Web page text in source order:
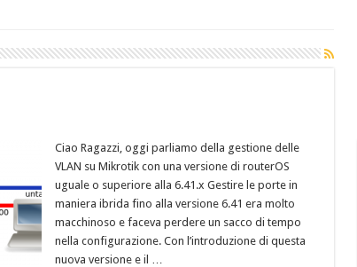
Ciao Ragazzi, oggi parliamo della gestione delle
VLAN su Mikrotik con una versione di routerOS
uguale o superiore alla 6.41.x Gestire le porte in
maniera ibrida fino alla versione 6.41 era molto
macchinoso e faceva perdere un sacco di tempo
nella configurazione. Con l’introduzione di questa
nuova versione e il …